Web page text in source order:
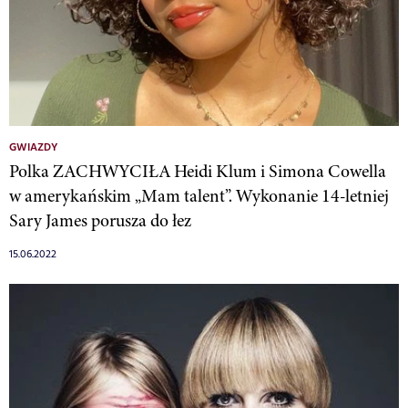
GWIAZDY
Polka ZACHWYCIŁA Heidi Klum i Simona Cowella
w amerykańskim „Mam talent”. Wykonanie 14-letniej
Sary James porusza do łez
15.06.2022